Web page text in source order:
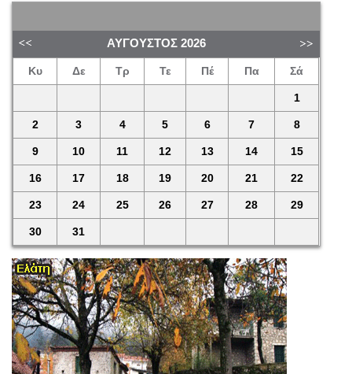
ΑΎΓΟΥΣΤΟΣ 2026
Κυ Δε Τρ Τε Πέ Πα Σά
1
2 3 4 5 6 7 8
9 10 11 12 13 14 15
16 17 18 19 20 21 22
23 24 25 26 27 28 29
30 31